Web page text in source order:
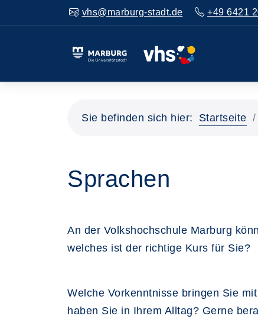
vhs@marburg-stadt.de +49 6421
Sie befinden sich hier: Startseite
Sprachen
An der Volkshochschule Marburg
welches ist der richtige Kurs für Sie?
Welche Vorkenntnisse bringen Sie
haben Sie in Ihrem Alltag? Gerne